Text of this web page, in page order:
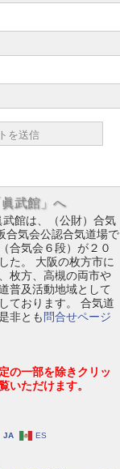
武館」へ
武館は、（公財）合気
合気会公認合気道場で
合気会６段）が２０
た。 大阪の枚方市に
枚方、高槻の両市や
普及活動地域として
ております。 合気道
非とも 問合せページ
の一部を除きクリッ
いただけます。
JA ES